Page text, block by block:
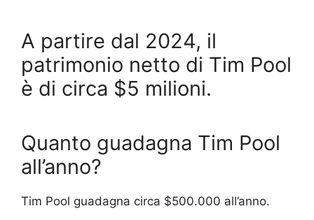
A partire dal 2024, il
patrimonio netto di Tim Pool
è di circa $5 milioni.
Quanto guadagna Tim Pool
all’anno?
Tim Pool guadagna circa $500.000 all’anno.